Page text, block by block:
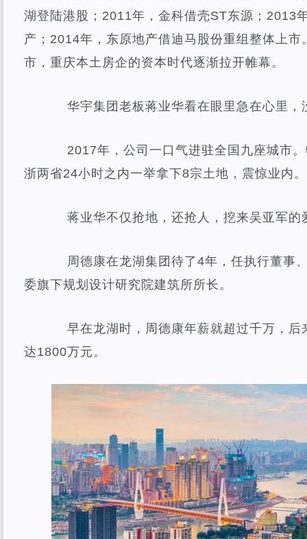
湖登陆港股；2011年，金科借壳ST东源；2013
产；2014年，东原地产借迪马股份重组整体上市
市，重庆本土房企的资本时代逐渐拉开帷幕。
华宇集团老板蒋业华看在眼里急在心里，
2017年，公司一口气进驻全国九座城市。
浙两省24小时之内一举拿下8宗土地，震惊业内。
蒋业华不仅抢地，还抢人，挖来吴亚军的
周德康在龙湖集团待了4年，任执行董事
委旗下规划设计研究院建筑所所长。
早在龙湖时，周德康年薪就超过千万，后
达1800万元。